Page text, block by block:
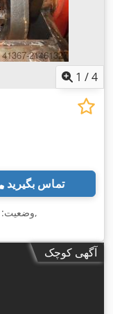
1 /4
تماس بگیرید
,
آگهی کوچک